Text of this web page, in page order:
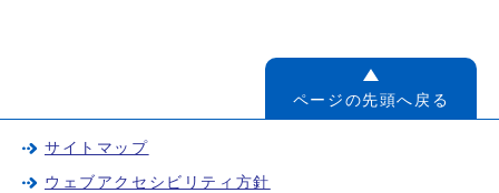
ページの先頭へ戻る
サイトマップ
ウェブアクセシビリティ方針